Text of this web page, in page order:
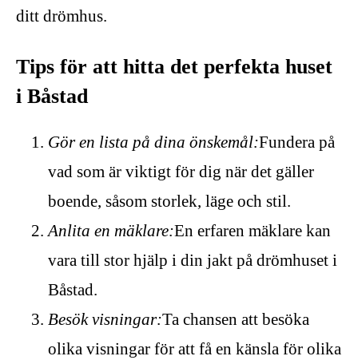
ditt drömhus.
Tips för att hitta det perfekta huset
i Båstad
Gör en lista på dina önskemål:Fundera på
vad som är viktigt för dig när det gäller
boende, såsom storlek, läge och stil.
Anlita en mäklare:En erfaren mäklare kan
vara till stor hjälp i din jakt på drömhuset i
Båstad.
Besök visningar:Ta chansen att besöka
olika visningar för att få en känsla för olika